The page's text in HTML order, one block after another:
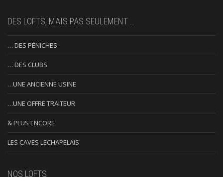
DES LOFTS, MAIS PAS SEULEMENT …
… DES PÉNICHES
… DES CLUBS
…UNE ANCIENNE USINE
…UNE OFFRE TRAITEUR
& PLUS ENCORE
LES CAVES LECHAPELAIS
NOS LOFTS